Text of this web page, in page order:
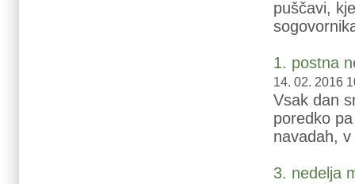
puščavi,
1. postna
14. 02. 2016
Vsak dan
poredko
navadah,
3. nedelja